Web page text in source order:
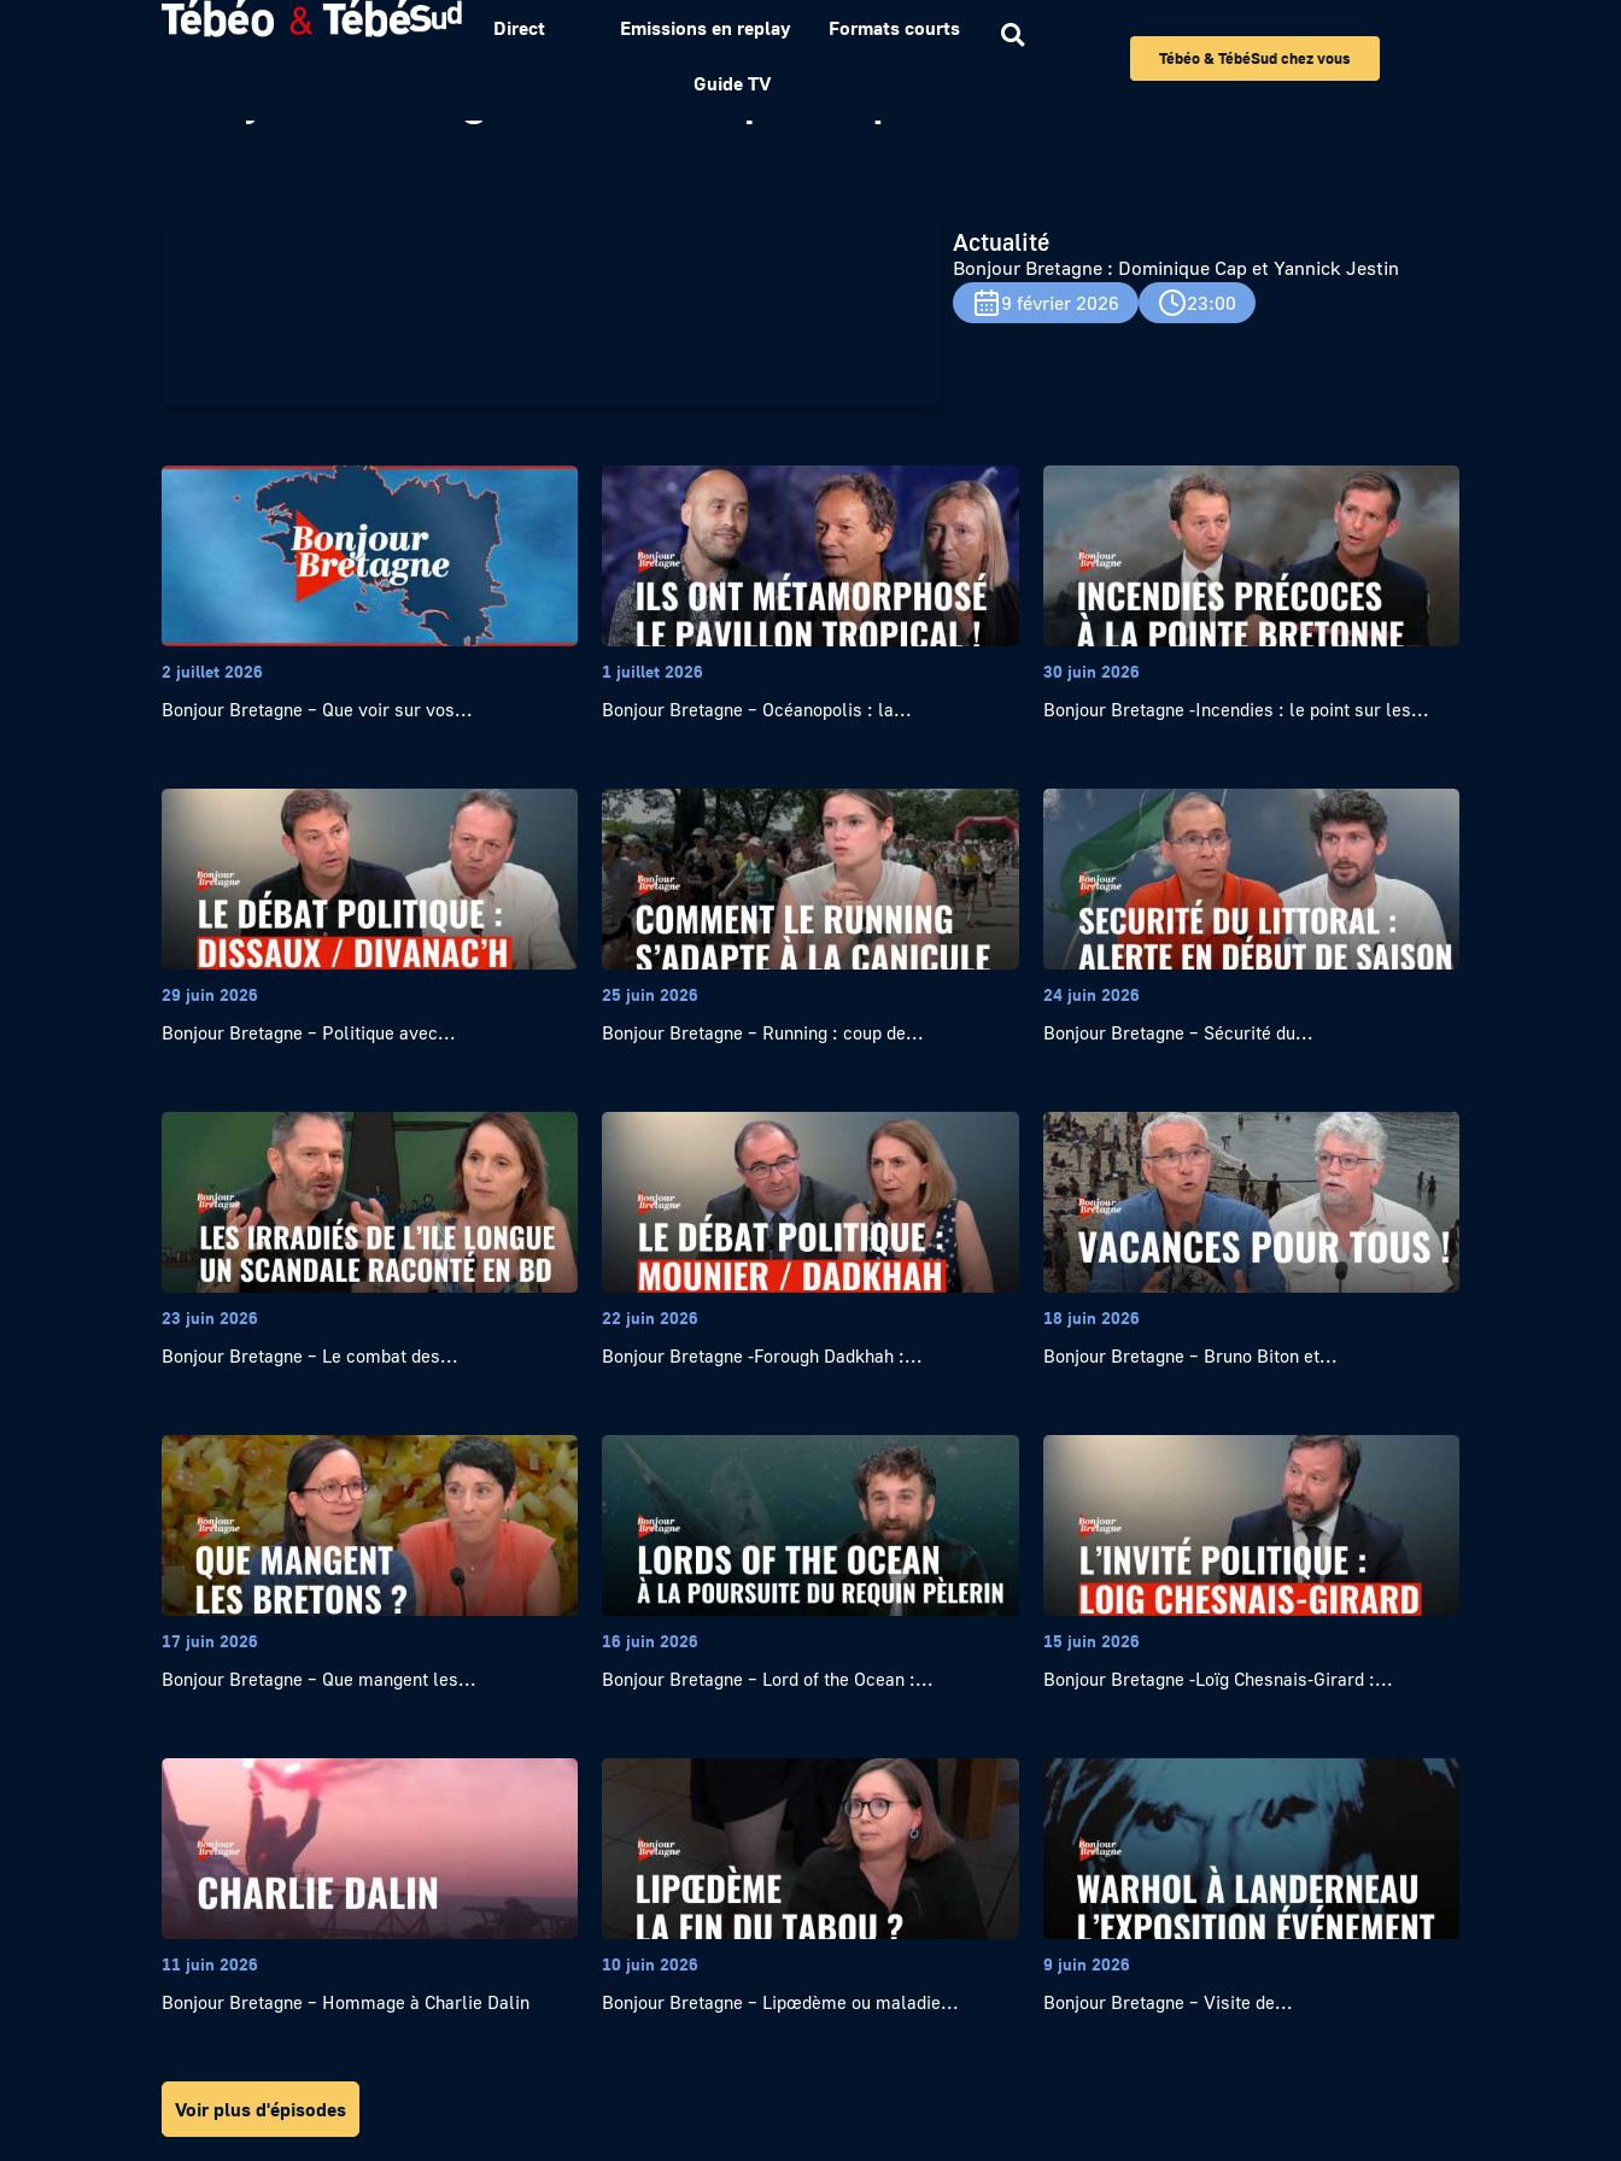
Direct Emissions en replay Formats courts
Guide TV
Tébéo & TébéSud chez vous
Bonjour Bretagne : Dominique Cap et Yannick Jestin
Actualité
Bonjour Bretagne : Dominique Cap et Yannick Jestin
9 février 2026
23:00
2 juillet 2026
Bonjour Bretagne – Que voir sur vos...
1 juillet 2026
Bonjour Bretagne – Océanopolis : la...
30 juin 2026
Bonjour Bretagne -Incendies : le point sur les...
29 juin 2026
Bonjour Bretagne – Politique avec...
25 juin 2026
Bonjour Bretagne – Running : coup de...
24 juin 2026
Bonjour Bretagne – Sécurité du...
23 juin 2026
Bonjour Bretagne – Le combat des...
22 juin 2026
Bonjour Bretagne -Forough Dadkhah :...
18 juin 2026
Bonjour Bretagne – Bruno Biton et...
17 juin 2026
Bonjour Bretagne – Que mangent les...
16 juin 2026
Bonjour Bretagne – Lord of the Ocean :...
15 juin 2026
Bonjour Bretagne -Loïg Chesnais-Girard :...
11 juin 2026
Bonjour Bretagne – Hommage à Charlie Dalin
10 juin 2026
Bonjour Bretagne – Lipœdème ou maladie...
9 juin 2026
Bonjour Bretagne – Visite de...
Voir plus d'épisodes